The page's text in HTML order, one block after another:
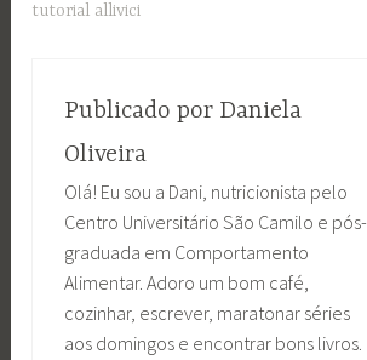
tutorial allivici
Publicado por Daniela
Oliveira
Olá! Eu sou a Dani, nutricionista pelo
Centro Universitário São Camilo e pós-
graduada em Comportamento
Alimentar. Adoro um bom café,
cozinhar, escrever, maratonar séries
aos domingos e encontrar bons livros.